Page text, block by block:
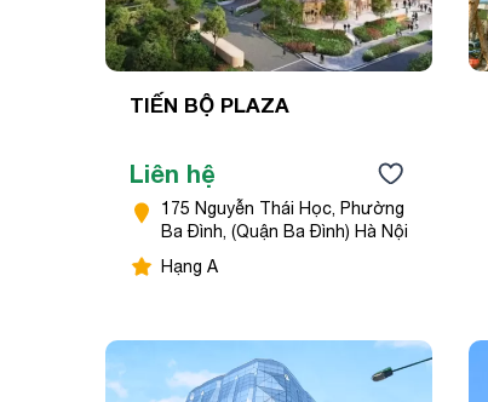
TIẾN BỘ PLAZA
Liên hệ
175 Nguyễn Thái Học, Phường
Ba Đình, (Quận Ba Đình) Hà Nội
Hạng A